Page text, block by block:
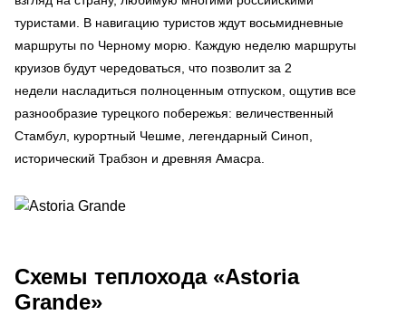
туристами. В навигацию туристов ждут восьмидневные
маршруты по Черному морю. Каждую неделю маршруты
круизов будут чередоваться, что позволит за 2
недели насладиться полноценным отпуском, ощутив все
разнообразие турецкого побережья: величественный
Стамбул, курортный Чешме, легендарный Синоп,
исторический Трабзон и древняя Амасра.
Схемы теплохода «Astoria
Grande»